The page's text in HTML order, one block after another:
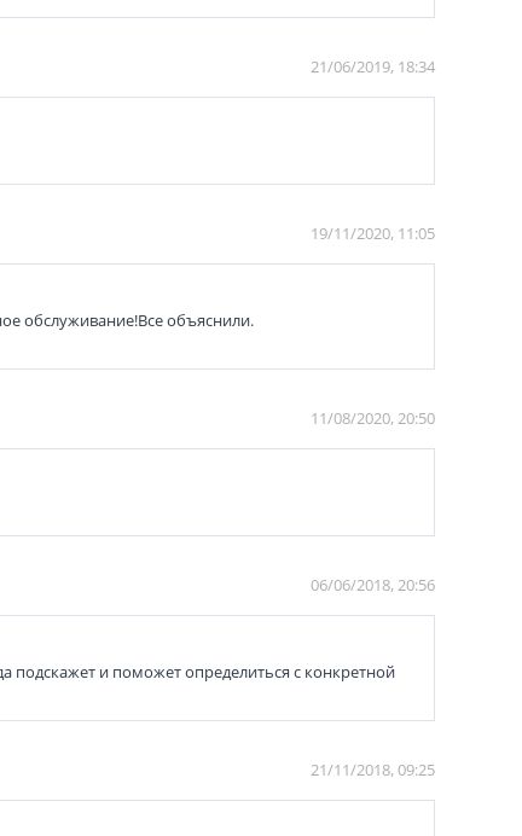
21/06/2019, 18:34
19/11/2020, 11:05
обслуживание!Все объяснили.
11/08/2020, 20:50
06/06/2018, 20:56
подскажет и поможет определиться с конкретной
21/11/2018, 09:25